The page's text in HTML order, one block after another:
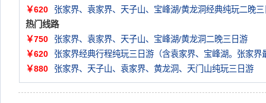
￥620
张家界、袁家界、天子山、宝峰湖/黄龙洞经典纯玩二晚三
热门线路
￥750
张家界、袁家界、天子山、宝峰湖/黄龙洞二晚三日游
￥620
张家界经典行程纯玩三日游（含袁家界、宝峰湖。张家界
￥880
张家界、天子山、袁家界、黄龙洞、天门山纯玩三日游